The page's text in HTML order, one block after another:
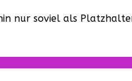
nur soviel als